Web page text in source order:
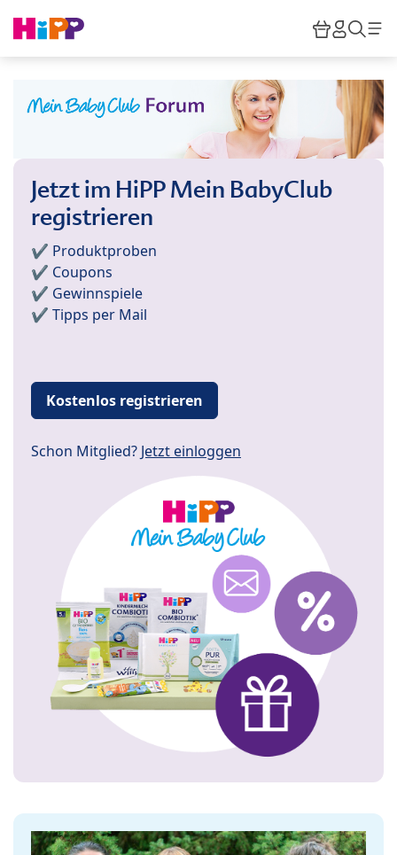
HiPP
Jetzt im HiPP Mein BabyClub
registrieren
✔️ Produktproben
✔️ Coupons
✔️ Gewinnspiele
✔️ Tipps per Mail
Kostenlos registrieren
Schon Mitglied? Jetzt einloggen